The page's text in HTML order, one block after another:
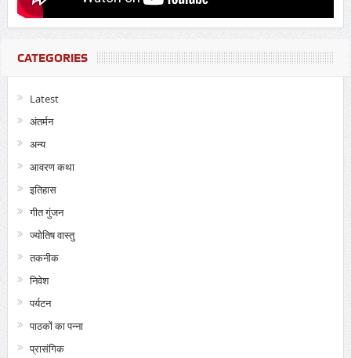
CATEGORIES
Latest
अंतर्मन
अन्य
आवरण कथा
इतिहास
गीत गुंजन
ज्योतिष वास्तु
तकनीक
निवेश
पर्यटन
पाठकों का पन्ना
प्रासंगिक